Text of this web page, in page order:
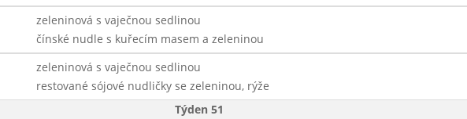
zeleninová s vaječnou sedlinou
čínské nudle s kuřecím masem a zeleninou
zeleninová s vaječnou sedlinou
restované sójové nudličky se zeleninou, rýže
Týden 51